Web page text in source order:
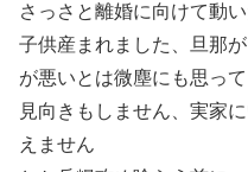
さっさと離婚に向けて動
子供産まれました、旦那
が悪いとは微塵にも思っ
見向きもしません、実家
えません